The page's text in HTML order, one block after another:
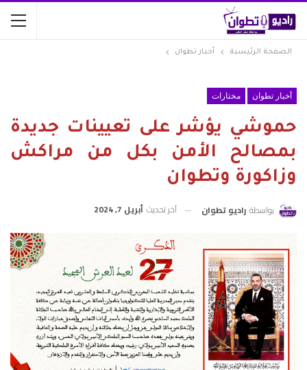
الصفحة الرئيسية أخبار تطوان
أخبار تطوان مختارات
حموشي يؤشر على تعيينات جديدة
بمصالح الأمن بكل من مراكش
وزاكورة وتطوان
بواسطة راديو تطوان آخر تحديث أبريل 7, 2024